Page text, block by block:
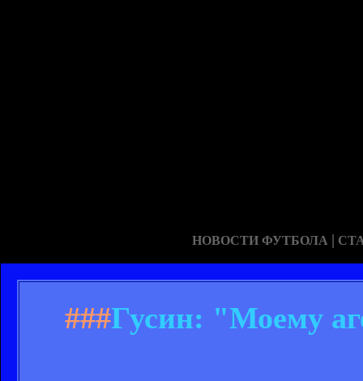
НОВОСТИ ФУТБОЛА |
###Гусин: "Моему